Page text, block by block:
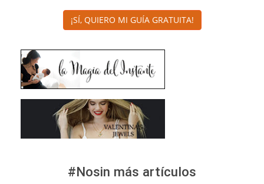
¡SÍ, QUIERO MI GUÍA GRATUITA!
#Nosin más artículos